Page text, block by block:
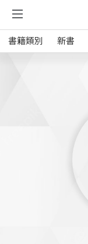
書籍類別 新書